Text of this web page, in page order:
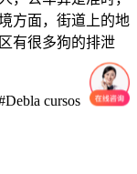
方面，街道上的地
有很多狗的排泄